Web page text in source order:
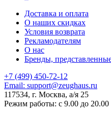
Доставка и оплата
О наших скидках
Условия возврата
Рекламодателям
О нас
Бренды,
+7 (499) 450-72-12
Email: support@zeughaus.ru
117534, г. Москва, а/я 25
Режим работы: с 9.00 до